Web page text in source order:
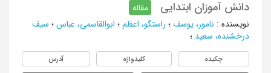
دانش آموزان ابتدایی
مقاله
نویسنده : نامور، یوسف ؛ راستگو، اعظم ؛ ابوالقاسمی، عباس ؛ سیف
درخشنده، سعید ؛
چکیده کلیدواژه آدرس